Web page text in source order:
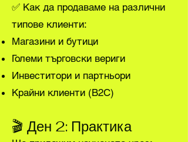
✅ Как да продаваме на различни
типове клиенти:
Магазини и бутици
Големи търговски вериги
Инвеститори и партньори
Крайни клиенти (B2C)
🎬 Ден 2: Практика